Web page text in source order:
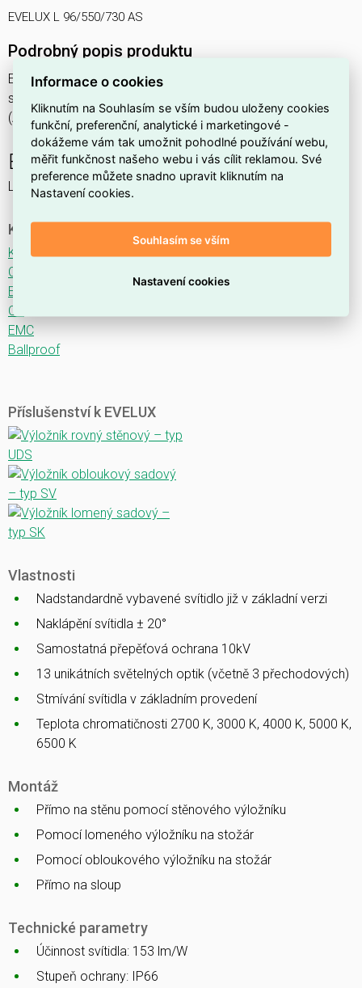
EVELUX L 96/550/730 AS
Podrobný popis produktu
EVELUX L 96/550/730 AS 195W IP66
svítidlo pouliční s modulem LED, spektrum 730A3, optika AS
(Asymmetric)
EVELUX
LED svítidlo pro osvětlení komunikací.
Ke stažení
Katalogový list
CE
ENEC
CB
EMC
Ballproof
Příslušenství k EVELUX
Vlastnosti
Nadstandardně vybavené svítidlo již v základní verzi
Naklápění svítidla ± 20°
Samostatná přepěťová ochrana 10kV
13 unikátních světelných optik (včetně 3 přechodových)
Stmívání svítidla v základním provedení
Teplota chromatičnosti 2700 K, 3000 K, 4000 K, 5000 K,
6500 K
Montáž
Přímo na stěnu pomocí stěnového výložníku
Pomocí lomeného výložníku na stožár
Pomocí obloukového výložníku na stožár
Přímo na sloup
Technické parametry
Účinnost svítidla: 153 lm/W
Stupeň ochrany: IP66
Informace o cookies
Kliknutím na Souhlasím se vším budou uloženy cookies
funkční, preferenční, analytické i marketingové -
dokážeme vám tak umožnit pohodlné používání webu,
měřit funkčnost našeho webu i vás cílit reklamou. Své
preference můžete snadno upravit kliknutím na
Nastavení cookies.
Souhlasím se vším
Nastavení cookies